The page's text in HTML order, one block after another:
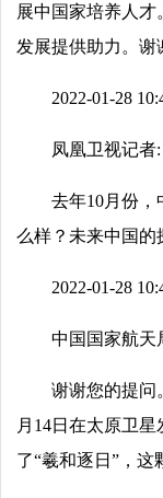
展中国家培养人
发展提供助力。谢
2022-01-28
凤凰卫视记者:
去年10月份，
么样？未来中国的
2022-01-28
中国国家航天
谢谢您的提问
月14日在太原卫
了“羲和逐日”，这